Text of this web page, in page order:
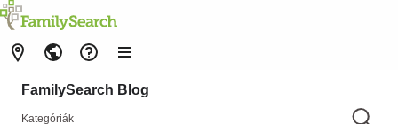
FamilySearch Blog
Kategóriák